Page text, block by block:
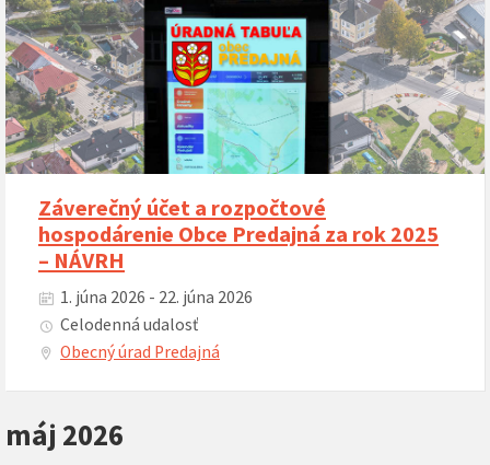
Záverečný účet a rozpočtové
hospodárenie Obce Predajná za rok 2025
– NÁVRH
1. júna 2026 - 22. júna 2026
Celodenná udalosť
Obecný úrad Predajná
máj 2026